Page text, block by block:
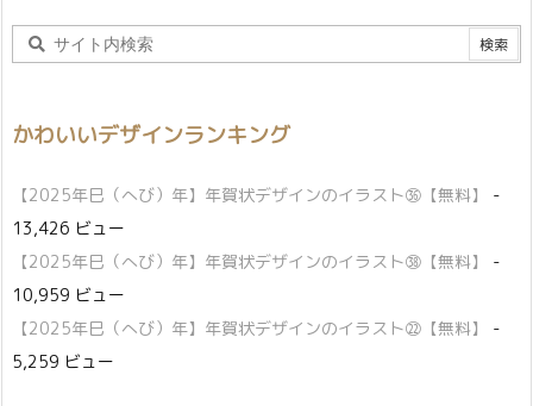
かわいいデザインランキング
【2025年巳（へび）年】年賀状デザインのイラスト㊱【無料】
-
13,426 ビュー
【2025年巳（へび）年】年賀状デザインのイラスト㊳【無料】
-
10,959 ビュー
【2025年巳（へび）年】年賀状デザインのイラスト㉒【無料】
-
5,259 ビュー